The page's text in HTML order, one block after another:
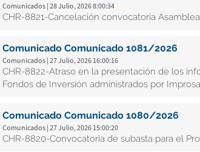
Comunicados | 28 Julio, 2026 8:00:34
CHR-8821-Cancelación convocatoria
Comunicado Comunicado 1081/2026
Comunicados | 27 Julio, 2026 16:00:16
CHR-8822-Atraso en la presentación de los
Fondos de Inversión administrados por
Comunicado Comunicado 1080/2026
Comunicados | 27 Julio, 2026 15:00:20
CHR-8820-Convocatoria de subasta para el